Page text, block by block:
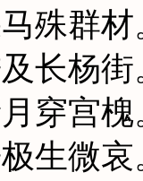
殊群材
长杨街
穿宫槐
生微哀